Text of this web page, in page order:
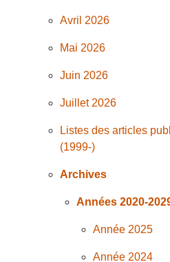
Avril 2026
Mai 2026
Juin 2026
Juillet 2026
Listes des articles
(1999-)
Archives
Années 2020-
Année 2025
Année 2024